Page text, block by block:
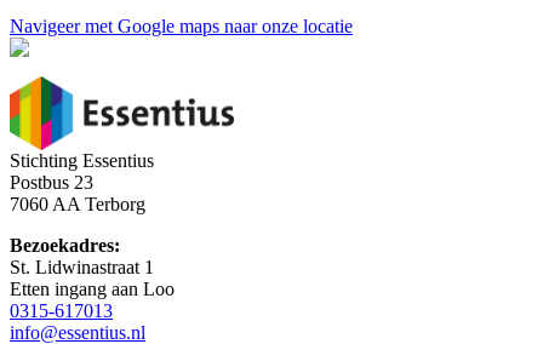
Navigeer met Google maps naar onze locatie
Stichting Essentius
Postbus 23
7060 AA Terborg
Bezoekadres:
St. Lidwinastraat 1
Etten ingang aan Loo
0315-617013
info@essentius.nl